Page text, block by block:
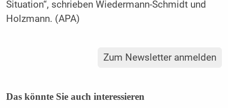
Situation“, schrieben Wiedermann-Schmidt und
Holzmann. (APA)
Zum Newsletter anmelden
Das könnte Sie auch interessieren